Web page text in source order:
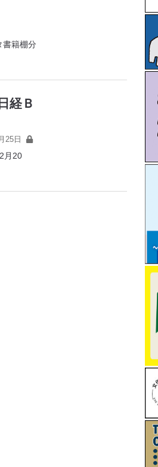
書籍棚分
経Ｂ
25日
月20